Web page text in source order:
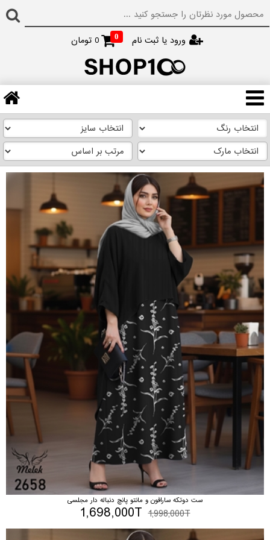
ورود یا ثبت نام 0
0 تومان
ست دوتکه سارافون و مانتو پانچ دنباله دار مجلسی
1,998,000T
1,698,000T